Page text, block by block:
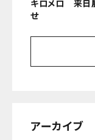
キロメロ 来日
せ
アーカイブ